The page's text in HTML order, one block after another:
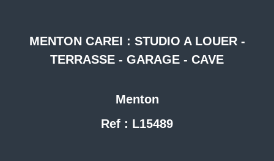
MENTON CAREI : STUDIO A LOUER -
TERRASSE - GARAGE - CAVE
Menton
Ref : L15489